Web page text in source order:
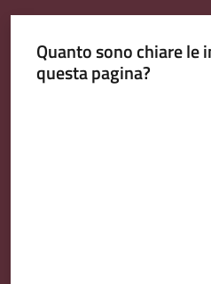
Seguici
Quanto sono chiare le
questa pagina?